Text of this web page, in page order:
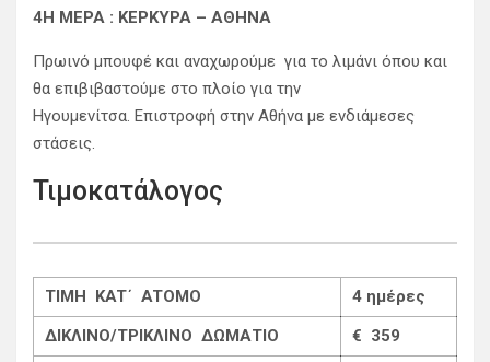
4Η ΜΕΡΑ : KEΡΚΥΡΑ – ΑΘΗΝΑ
Πρωινό μπουφέ και αναχωρούμε για το λιμάνι όπου και
θα επιβιβαστούμε στο πλοίο για την
Ηγουμενίτσα. Επιστροφή στην Αθήνα με ενδιάμεσες
στάσεις.
Τιμοκατάλογος
TIMH KAT΄ ATOMO
4 ημέρες
ΔΙΚΛΙΝΟ/ΤΡΙΚΛΙΝΟ ΔΩΜΑΤΙΟ
€ 359